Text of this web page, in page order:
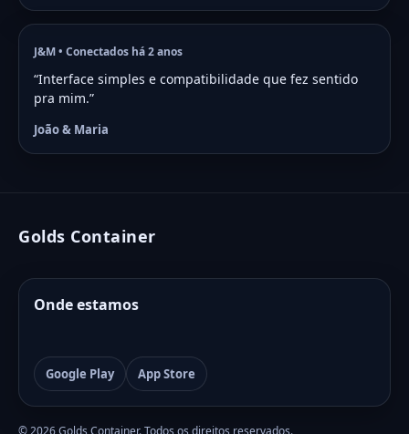
J&M • Conectados há 2 anos
“Interface simples e compatibilidade que fez sentido
pra mim.”
João & Maria
Golds Container
Onde estamos
Google Play App Store
© 2026 Golds Container. Todos os direitos reservados.